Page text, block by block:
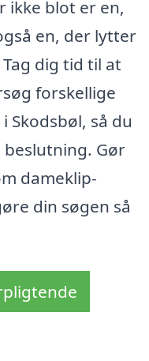
ikke blot er en,
en, der lytter
dig tid til at
forskellige
Skodsbøl, så du
Gør
dameklip-
din søgen så